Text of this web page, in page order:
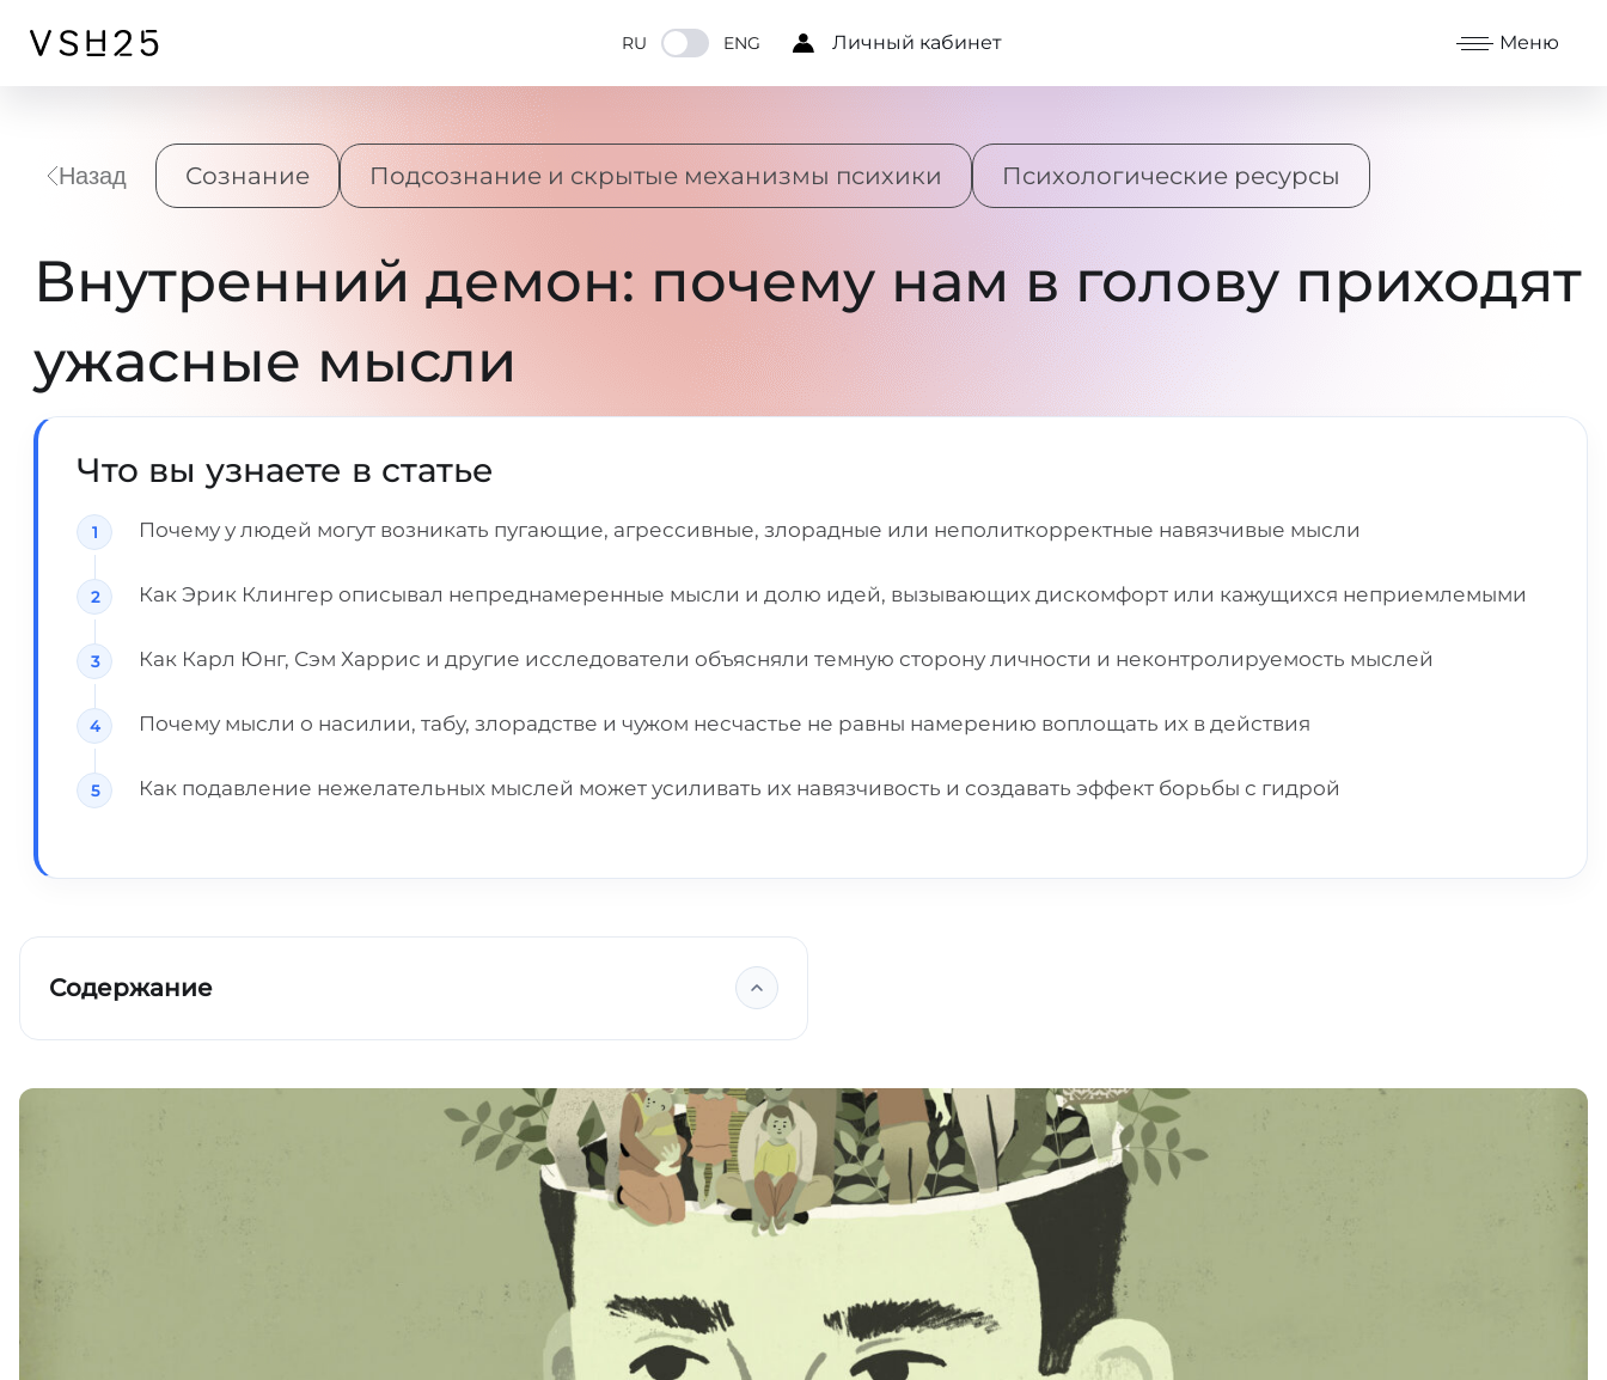
RU ENG Личный кабинет Меню
Назад Сознание Подсознание и скрытые механизмы психики Психологические ресурсы
Внутренний демон: почему нам в голову приходят
ужасные мысли
Что вы узнаете в статье
Почему у людей могут возникать пугающие, агрессивные, злорадные или неполиткорректные навязчивые мысли
Как Эрик Клингер описывал непреднамеренные мысли и долю идей, вызывающих дискомфорт или кажущихся неприемлемыми
Как Карл Юнг, Сэм Харрис и другие исследователи объясняли темную сторону личности и неконтролируемость мыслей
Почему мысли о насилии, табу, злорадстве и чужом несчастье не равны намерению воплощать их в действия
Как подавление нежелательных мыслей может усиливать их навязчивость и создавать эффект борьбы с гидрой
Содержание